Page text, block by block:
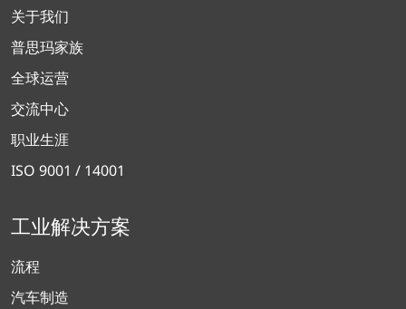
关于我们
普思玛家族
全球运营
交流中心
职业生涯
ISO 9001 / 14001
工业解决方案
流程
汽车制造